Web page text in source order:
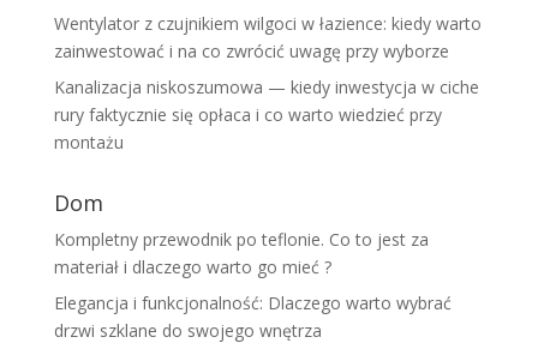
Wentylator z czujnikiem wilgoci w łazience: kiedy warto
zainwestować i na co zwrócić uwagę przy wyborze
Kanalizacja niskoszumowa — kiedy inwestycja w ciche
rury faktycznie się opłaca i co warto wiedzieć przy
montażu
Dom
Kompletny przewodnik po teflonie. Co to jest za
materiał i dlaczego warto go mieć ?
Elegancja i funkcjonalność: Dlaczego warto wybrać
drzwi szklane do swojego wnętrza